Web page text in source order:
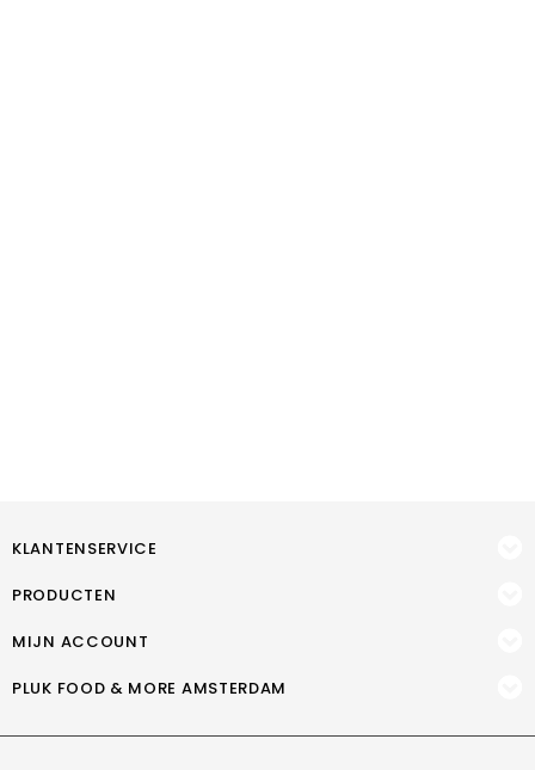
KLANTENSERVICE
PRODUCTEN
MIJN ACCOUNT
PLUK FOOD & MORE AMSTERDAM